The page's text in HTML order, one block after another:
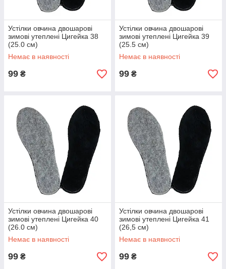
Устілки овчина двошарові
зимові утеплені Цигейка 38
(25.0 см)
Немає в наявності
99 ₴
Устілки овчина двошарові
зимові утеплені Цигейка 39
(25.5 см)
Немає в наявності
99 ₴
Устілки овчина двошарові
зимові утеплені Цигейка 40
(26.0 см)
Немає в наявності
99 ₴
Устілки овчина двошарові
зимові утеплені Цигейка 41
(26,5 см)
Немає в наявності
99 ₴